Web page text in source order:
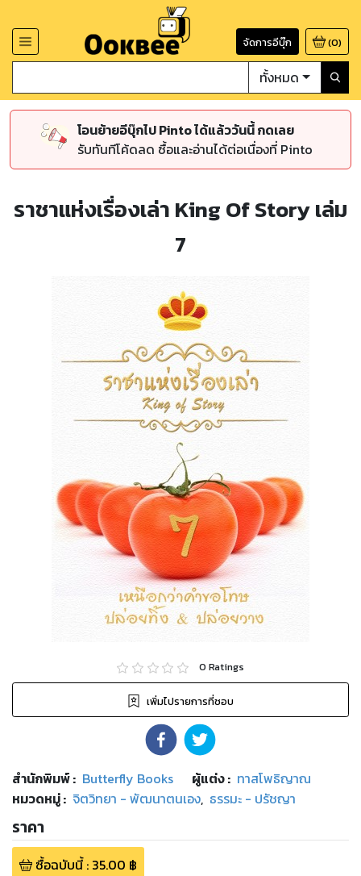
จัดการอีบุ๊ก (0)
ทั้งหมด
โอนย้ายอีบุ๊กไป Pinto ได้แล้ววันนี้ กดเลย
รับทันทีโค้ดลด ซื้อและอ่านได้ต่อเนื่องที่ Pinto
ราชาแห่งเรื่องเล่า King Of Story เล่ม
7
0 Ratings
เพิ่มไปรายการที่ชอบ
สำนักพิมพ์: Butterfly Books ผู้แต่ง : ทาสโพธิญาณ
หมวดหมู่: จิตวิทยา - พัฒนาตนเอง, ธรรมะ - ปรัชญา
ราคา
ซื้อฉบับนี้: 35.00 ฿